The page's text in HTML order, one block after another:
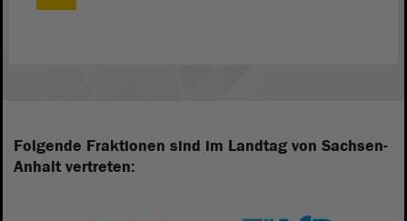
Folgende Fraktionen sind im Landtag von Sachsen-
Anhalt vertreten: